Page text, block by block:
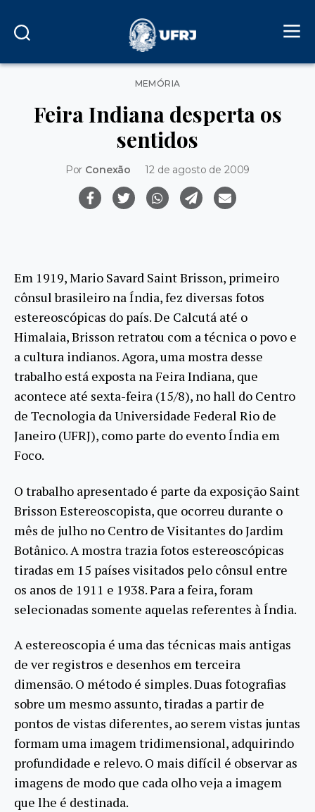
Categorias
MEMÓRIA
Feira Indiana desperta os
sentidos
Por Conexão 12 de agosto de 2009
Em 1919, Mario Savard Saint Brisson, primeiro
cônsul brasileiro na Índia, fez diversas fotos
estereoscópicas do país. De Calcutá até o
Himalaia, Brisson retratou com a técnica o povo e
a cultura indianos. Agora, uma mostra desse
trabalho está exposta na Feira Indiana, que
acontece até sexta-feira (15/8), no hall do Centro
de Tecnologia da Universidade Federal Rio de
Janeiro (UFRJ), como parte do evento Índia em
Foco.
O trabalho apresentado é parte da exposição Saint
Brisson Estereoscopista, que ocorreu durante o
mês de julho no Centro de Visitantes do Jardim
Botânico. A mostra trazia fotos estereoscópicas
tiradas em 15 países visitados pelo cônsul entre
os anos de 1911 e 1938. Para a feira, foram
selecionadas somente aquelas referentes à Índia.
A estereoscopia é uma das técnicas mais antigas
de ver registros e desenhos em terceira
dimensão. O método é simples. Duas fotografias
sobre um mesmo assunto, tiradas a partir de
pontos de vistas diferentes, ao serem vistas juntas
formam uma imagem tridimensional, adquirindo
profundidade e relevo. O mais difícil é observar as
imagens de modo que cada olho veja a imagem
que lhe é destinada.